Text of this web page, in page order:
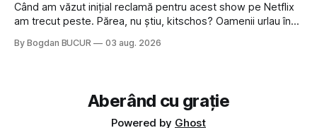
Când am văzut inițial reclamă pentru acest show pe Netflix
am trecut peste. Părea, nu știu, kitschos? Oamenii urlau în
fine dining din alte show-uri... așa că am zis pas. Apoi ceva,
By Bogdan BUCUR 03 aug. 2026
Aberând cu grație
Powered by Ghost